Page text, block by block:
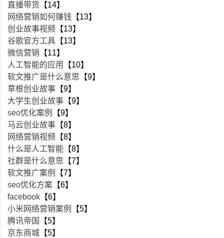
直播带货 【14】
网络营销如何赚钱 【13】
创业故事视频 【13】
谷歌官方工具 【13】
微信营销 【11】
人工智能的应用
【10】
软文推广是什么意思 【9】
草根创业故事 【9】
大学生创业故事 【9】
seo优化案例
【9】
马云创业故事 【8】
网络营销视频 【8】
什么是人工智能 【8】
社群是什么意思 【7】
软文推广案例
【7】
seo优化方案 【6】
facebook 【6】
小米网络营销案例
【5】
腾讯帝国
【5】
京东商城 【5】